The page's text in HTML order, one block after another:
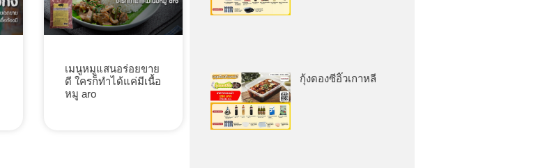
เมนูหมูแสนอร่อยขาย
ดี ใครก็ทำได้แค่มีเนื้อ
หมู aro
กุ้งดองซีอิ๊วเกาหลี